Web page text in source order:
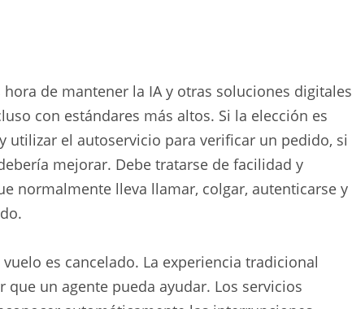
de mantener la IA y otras soluciones digitales
con estándares más altos. Si la elección es
el autoservicio para verificar un pedido, si
mejorar. Debe tratarse de facilidad y
normalmente lleva llamar, colgar, autenticarse y
es cancelado. La experiencia tradicional
un agente pueda ayudar. Los servicios